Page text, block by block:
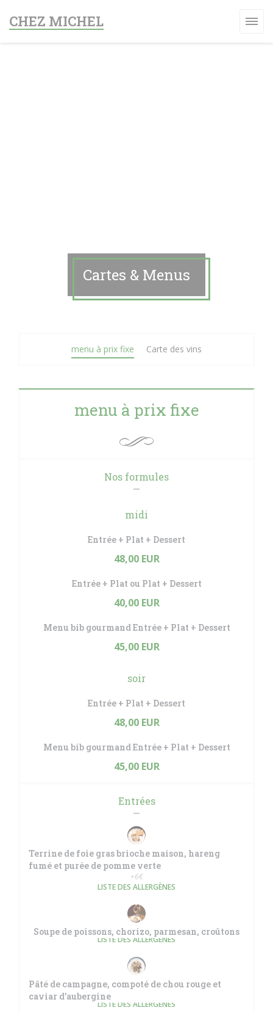
CHEZ MICHEL
Cartes & Menus
menu à prix fixe Carte des vins
menu à prix fixe
Nos formules
midi
Entrée + Plat + Dessert
48,00 EUR
Entrée + Plat ou Plat + Dessert
40,00 EUR
Menu bib gourmand Entrée + Plat + Dessert
45,00 EUR
soir
Entrée + Plat + Dessert
48,00 EUR
Menu bib gourmand Entrée + Plat + Dessert
45,00 EUR
Entrées
Terrine de foie gras brioche maison, hareng
fumé et purée de pomme verte
+6€
LISTE DES ALLERGÈNES
Soupe de poissons, chorizo, parmesan, croûtons
LISTE DES ALLERGÈNES
Pâté de campagne, compoté de chou rouge et
caviar d’aubergine
LISTE DES ALLERGÈNES